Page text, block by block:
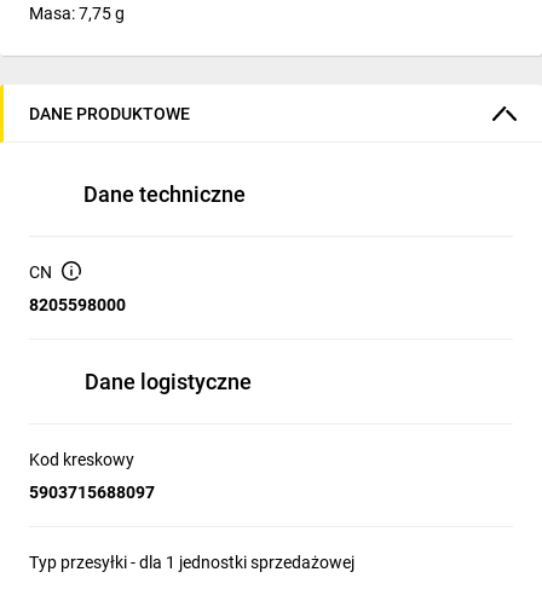
Masa: 7,75 g
DANE PRODUKTOWE
Dane techniczne
CN
8205598000
Dane logistyczne
Kod kreskowy
5903715688097
Typ przesyłki - dla 1 jednostki sprzedażowej